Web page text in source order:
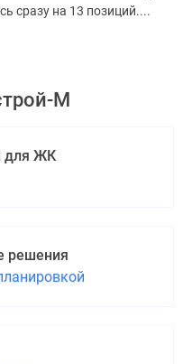
сразу на 13 позиций....
М
для ЖК
решения